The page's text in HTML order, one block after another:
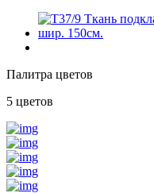
Палитра цветов
5 цветов